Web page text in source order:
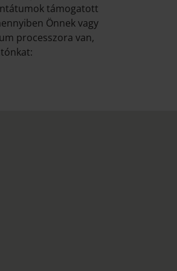
támogatott
Önnek vagy
processzora van,